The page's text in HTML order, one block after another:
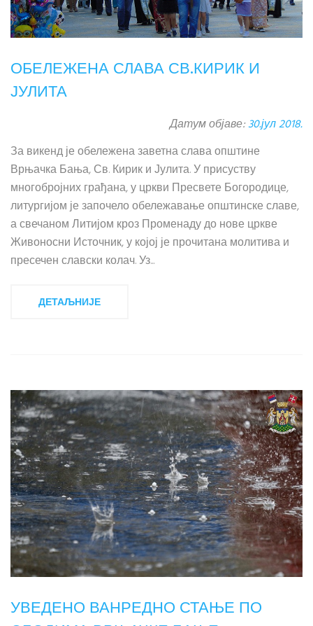
ОБЕЛЕЖЕНА СЛАВА СВ.КИРИК И
ЈУЛИТА
Датум објаве:30.јул 2018.
За викенд је обележена заветна слава општине
Врњачка Бања, Св. Кирик и Јулита. У присуству
многобројних грађана, у цркви Пресвете Богородице,
литургијом је започело обележавање општинске славе,
а свечаном Литијом кроз Променаду до нове цркве
Живоносни Источник, у којој је прочитана молитива и
пресечен славски колач. Уз...
ДЕТАЉНИЈЕ
УВЕДЕНО ВАНРЕДНО СТАЊЕ ПО